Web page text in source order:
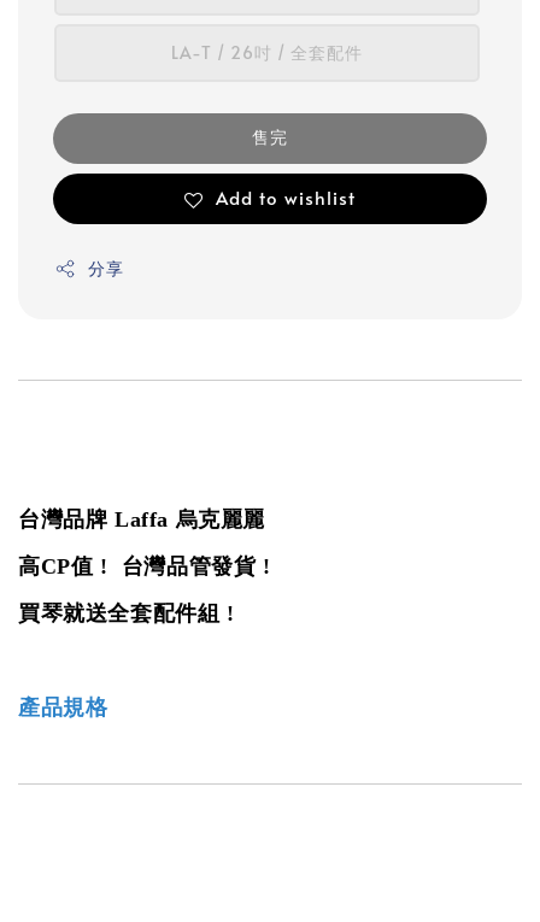
LA-T / 26吋 / 全套配件
售完
Add to wishlist
分享
台灣品牌 Laffa 烏克麗麗
高CP值 ! 台灣品管發貨 !
買琴就送全套配件組 !
產品規格